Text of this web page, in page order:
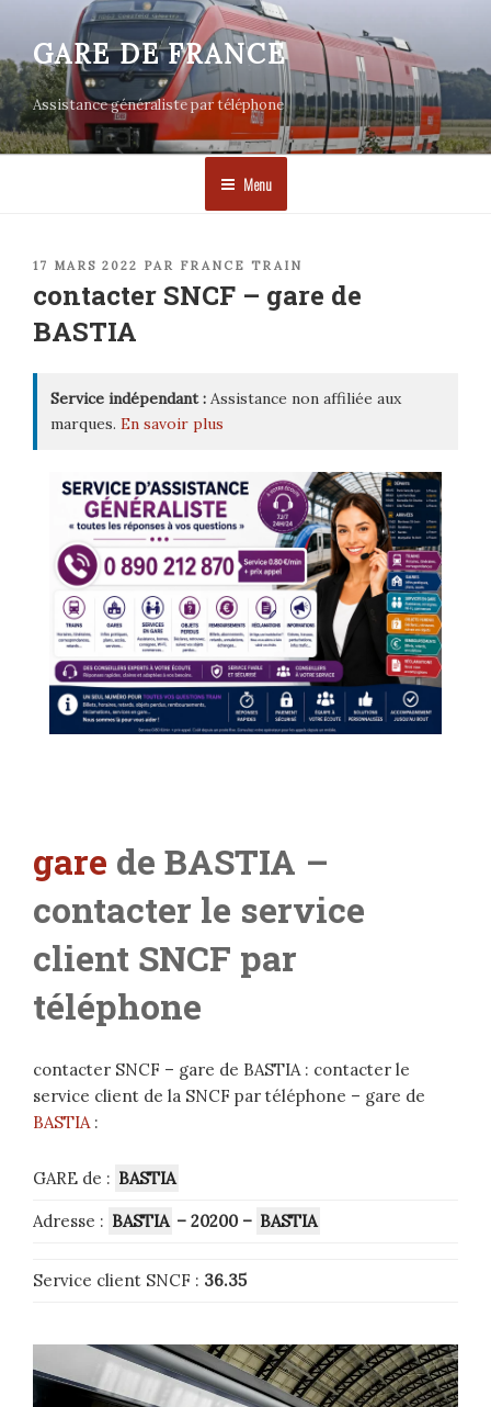
contenu
principal
GARE DE FRANCE
Assistance généraliste par téléphone
Menu
PUBLIÉ
17 MARS 2022 PAR FRANCE TRAIN
contacter SNCF – gare de
BASTIA
Service indépendant : Assistance non affiliée aux
marques. En savoir plus
gare de BASTIA –
contacter le service
client SNCF par
téléphone
contacter SNCF – gare de BASTIA : contacter le
service client de la SNCF par téléphone – gare de
BASTIA:
GARE de : BASTIA
Adresse : BASTIA – 20200 – BASTIA
Service client SNCF : 36.35